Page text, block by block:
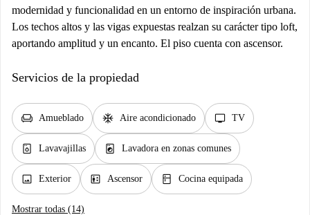
modernidad y funcionalidad en un entorno de inspiración urbana.
Los techos altos y las vigas expuestas realzan su carácter tipo loft,
aportando amplitud y un encanto. El piso cuenta con ascensor.
Servicios de la propiedad
chair Amueblado ac_unit Aire acondicionado tv TV
dishwasher_gen Lavavajillas local_laundry_service Lavadora en zonas comunes
image Exterior elevator Ascensor kitchen Cocina equipada
Mostrar todas (14)